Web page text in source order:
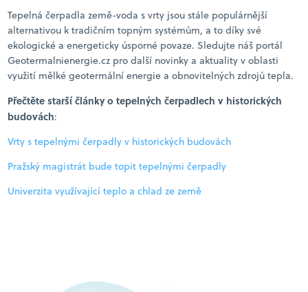
Tepelná čerpadla země-voda s vrty jsou stále populárnější
alternativou k tradičním topným systémům, a to díky své
ekologické a energeticky úsporné povaze. Sledujte náš portál
Geotermalnienergie.cz pro další novinky a aktuality v oblasti
využití mělké geotermální energie a obnovitelných zdrojů tepla.
Přečtěte starší články o tepelných čerpadlech v historických
budovách:
Vrty s tepelnými čerpadly v historických budovách
Pražský magistrát bude topit tepelnými čerpadly
Univerzita využívající teplo a chlad ze země